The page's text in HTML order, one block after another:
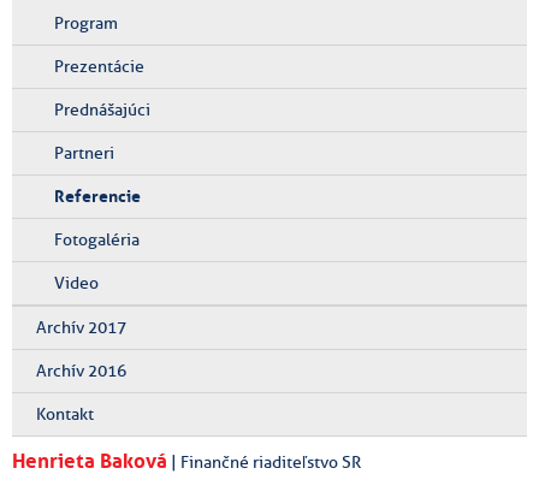
Program
Prezentácie
Prednášajúci
Partneri
Referencie
Fotogaléria
Video
Archív 2017
Archív 2016
Kontakt
Henrieta Baková | Finančné riaditeľstvo SR